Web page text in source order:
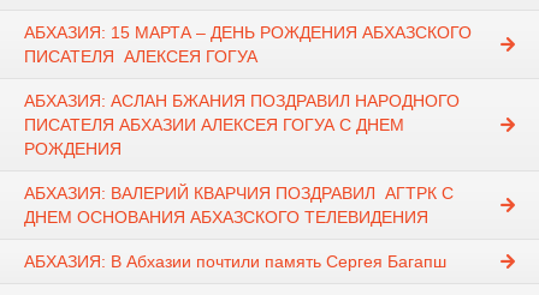
АБХАЗИЯ: 15 МАРТА – ДЕНЬ РОЖДЕНИЯ АБХАЗСКОГО
ПИСАТЕЛЯ АЛЕКСЕЯ ГОГУА
АБХАЗИЯ: АСЛАН БЖАНИЯ ПОЗДРАВИЛ НАРОДНОГО
ПИСАТЕЛЯ АБХАЗИИ АЛЕКСЕЯ ГОГУА С ДНЕМ
РОЖДЕНИЯ
АБХАЗИЯ: ВАЛЕРИЙ КВАРЧИЯ ПОЗДРАВИЛ АГТРК С
ДНЕМ ОСНОВАНИЯ АБХАЗСКОГО ТЕЛЕВИДЕНИЯ
АБХАЗИЯ: В Абхазии почтили память Сергея Багапш